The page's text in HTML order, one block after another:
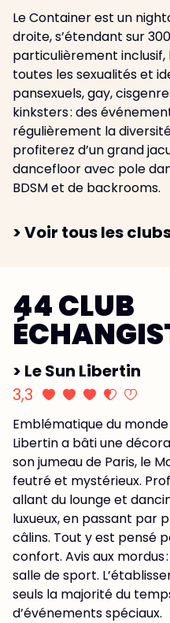
Le Container est un
droite, s’étendant sur
particulièrement inclusif,
toutes les sexualités et
pansexuels, gay,
kinksters : des
régulièrement la
profiterez d’un grand
dancefloor avec pole
BDSM et de backrooms.
> Voir tous les
44 CLUB
> Le Sun Libertin
3,3
Emblématique du
Libertin a bâti une
son jumeau de Paris, le
feutré et mystérieux.
allant du lounge et
luxueux, en passant par
câlins. Tout y est pensé
confort. Avis aux
salle de sport.
seuls la majorité du
d’événements spéciaux.